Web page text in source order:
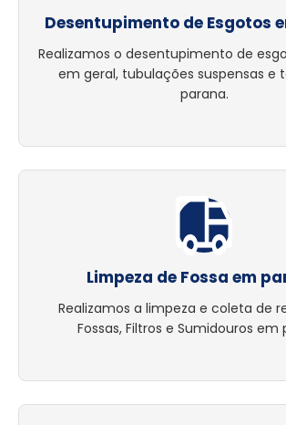
Desentupimento de Esgotos
Realizamos o desentupimento de
em geral, tubulações suspensas e
parana.
Limpeza de Fossa em
Realizamos a limpeza e coleta de
Fossas, Filtros e Sumidouros em